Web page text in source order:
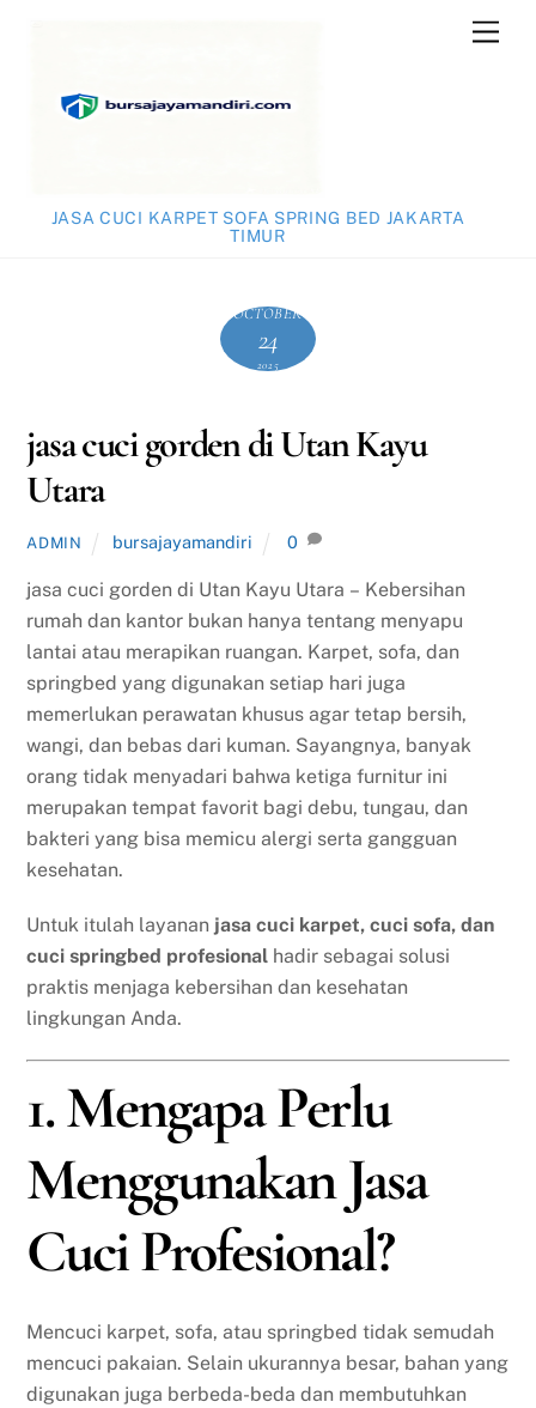
JASA CUCI KARPET SOFA SPRING BED JAKARTA
TIMUR
OCTOBER
24
2025
jasa cuci gorden di Utan Kayu
Utara
ADMIN bursajayamandiri 0
jasa cuci gorden di Utan Kayu Utara – Kebersihan
rumah dan kantor bukan hanya tentang menyapu
lantai atau merapikan ruangan. Karpet, sofa, dan
springbed yang digunakan setiap hari juga
memerlukan perawatan khusus agar tetap bersih,
wangi, dan bebas dari kuman. Sayangnya, banyak
orang tidak menyadari bahwa ketiga furnitur ini
merupakan tempat favorit bagi debu, tungau, dan
bakteri yang bisa memicu alergi serta gangguan
kesehatan.
Untuk itulah layanan jasa cuci karpet, cuci sofa, dan
cuci springbed profesional hadir sebagai solusi
praktis menjaga kebersihan dan kesehatan
lingkungan Anda.
1. Mengapa Perlu
Menggunakan Jasa
Cuci Profesional?
Mencuci karpet, sofa, atau springbed tidak semudah
mencuci pakaian. Selain ukurannya besar, bahan yang
digunakan juga berbeda-beda dan membutuhkan